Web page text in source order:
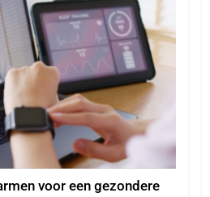
voor een gezondere